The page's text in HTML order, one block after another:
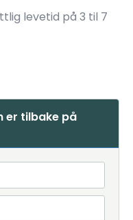
levetid på 3 til 7
er tilbake på